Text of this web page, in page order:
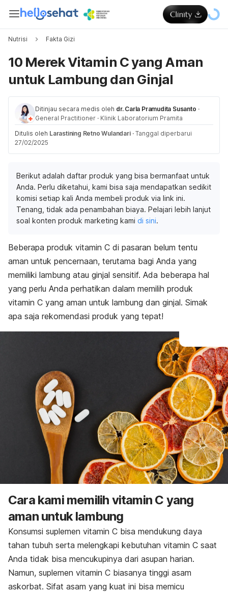
Nutrisi Fakta Gizi
10 Merek Vitamin C yang Aman
untuk Lambung dan Ginjal
Ditinjau secara medis oleh dr. Carla Pramudita Susanto ·
General Practitioner · Klinik Laboratorium Pramita
Ditulis oleh Larastining Retno Wulandari · Tanggal diperbarui
27/02/2025
Berikut adalah daftar produk yang bisa bermanfaat untuk
Anda. Perlu diketahui, kami bisa saja mendapatkan sedikit
komisi setiap kali Anda membeli produk via link ini.
Tenang, tidak ada penambahan biaya. Pelajari lebih lanjut
soal konten produk marketing kami di sini.
Beberapa produk vitamin C di pasaran belum tentu
aman untuk pencernaan, terutama bagi Anda yang
memiliki lambung atau ginjal sensitif. Ada beberapa hal
yang perlu Anda perhatikan dalam memilih produk
vitamin C yang aman untuk lambung dan ginjal. Simak
apa saja rekomendasi produk yang tepat!
Cara kami memilih vitamin C yang
aman untuk lambung
Konsumsi suplemen vitamin C bisa mendukung daya
tahan tubuh serta melengkapi kebutuhan vitamin C saat
Anda tidak bisa mencukupinya dari asupan harian.
Namun, suplemen vitamin C biasanya tinggi asam
askorbat. Sifat asam yang kuat ini bisa memicu